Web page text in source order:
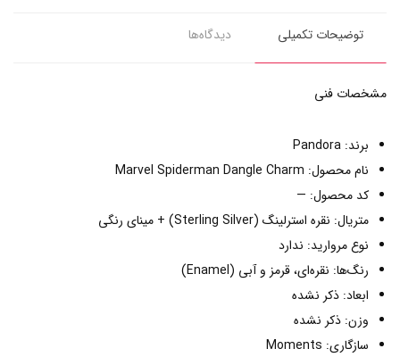
توضیحات تکمیلی دیدگاه‌ها
مشخصات فنی
برند: Pandora
نام محصول: Marvel Spiderman Dangle Charm
کد محصول: —
متریال: نقره استرلینگ (Sterling Silver) + مینای رنگی
نوع مروارید: ندارد
رنگ‌ها: نقره‌ای، قرمز و آبی (Enamel)
ابعاد: ذکر نشده
وزن: ذکر نشده
سازگاری: Moments